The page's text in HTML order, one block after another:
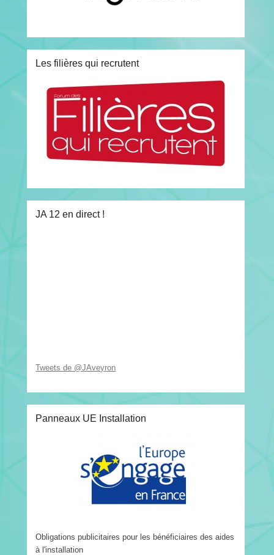
Les filières qui recrutent
JA 12 en direct !
Tweets de @JAveyron
Panneaux UE Installation
Obligations publicitaires pour les bénéficiaires des aides
à l'installation